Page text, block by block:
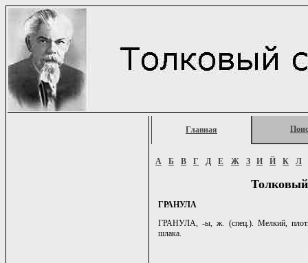
Главная
А Б В Г Д Е Ж З И Й К Л
ГРАНУЛА
ГРАНУЛА, -ы, ж. (спец.). Мелкий,
шлака.